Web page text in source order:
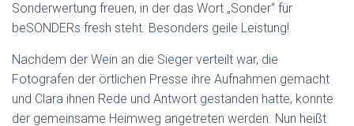
Sonderwertung freuen, in der das Wort „Sonder“ für
beSONDERs fresh steht. Besonders geile Leistung!
Nachdem der Wein an die Sieger verteilt war, die
Fotografen der örtlichen Presse ihre Aufnahmen gemacht
und Clara ihnen Rede und Antwort gestanden hatte, konnte
der gemeinsame Heimweg angetreten werden. Nun heißt